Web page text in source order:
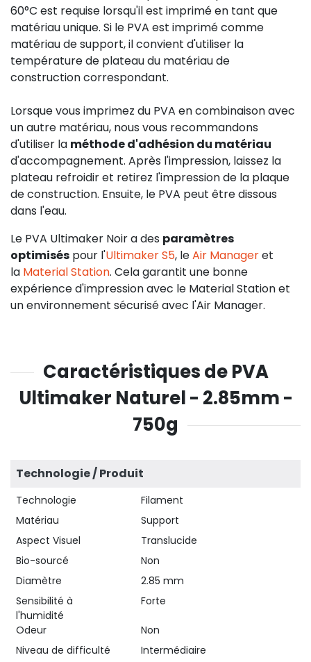
60°C est requise lorsqu'il est imprimé en tant que
matériau unique. Si le PVA est imprimé comme
matériau de support, il convient d'utiliser la
température de plateau du matériau de
construction correspondant.
Lorsque vous imprimez du PVA en combinaison avec
un autre matériau, nous vous recommandons
d'utiliser la méthode d'adhésion du matériau
d'accompagnement. Après l'impression, laissez la
plateau refroidir et retirez l'impression de la plaque
de construction. Ensuite, le PVA peut être dissous
dans l'eau.
Le PVA Ultimaker Noir a des paramètres
optimisés pour l'Ultimaker S5, leAir Manageret
la Material Station. Cela garantit une bonne
expérience d'impression avec le Material Station et
un environnement sécurisé avec l'Air Manager.
Caractéristiques de PVA
Ultimaker Naturel - 2.85mm -
750g
Technologie / Produit
Technologie
Filament
Matériau
Support
Aspect Visuel
Translucide
Bio-sourcé
Non
Diamètre
2.85 mm
Sensibilité à
l'humidité
Forte
Odeur
Non
Niveau de difficulté
Intermédiaire